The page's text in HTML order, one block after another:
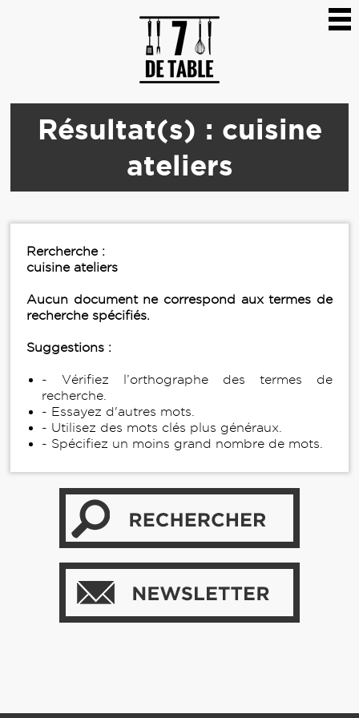
Résultat(s) : cuisine
ateliers
Rercherche :
cuisine ateliers
Aucun document ne correspond aux termes de
recherche spécifiés.
Suggestions :
- Vérifiez l’orthographe des termes de
recherche.
- Essayez d'autres mots.
- Utilisez des mots clés plus généraux.
- Spécifiez un moins grand nombre de mots.